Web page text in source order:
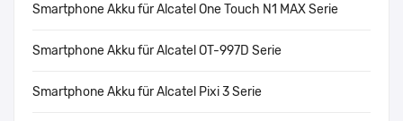
Smartphone Akku für Alcatel One Touch N1 MAX Serie
Smartphone Akku für Alcatel OT-997D Serie
Smartphone Akku für Alcatel Pixi 3 Serie